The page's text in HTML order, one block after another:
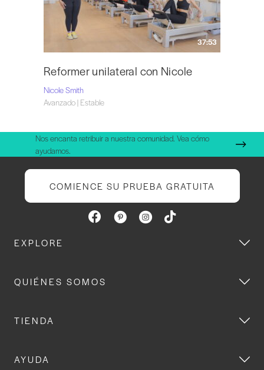
37:53
Reformer unilateral con Nicole
Nicole Smith
Avanzado | Estable
Nos encanta retribuir a nuestra comunidad. Vea cómo
ayudamos.
COMIENCE SU PRUEBA GRATUITA
EXPLORE
QUIÉNES SOMOS
TIENDA
AYUDA